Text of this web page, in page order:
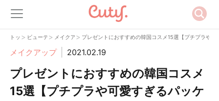
トップ
> ビューティー
> メイクアップ
> プレゼントにおすすめの韓国コスメ15選【プチプラや
メイクアップ 2021.02.19
プレゼントにおすすめの韓国コスメ
15選【プチプラや可愛すぎるパッケ